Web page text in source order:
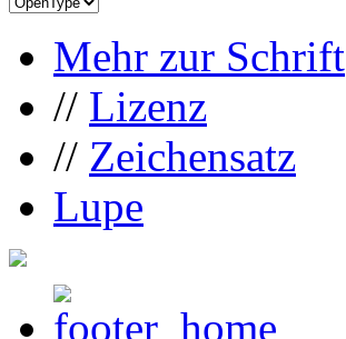
Mehr zur Schrift
// Lizenz
// Zeichensatz
Lupe